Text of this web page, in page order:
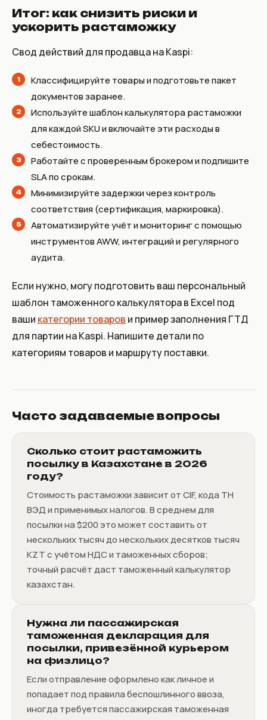
Итог: как снизить риски и
ускорить растаможку
Свод действий для продавца на Kaspi:
Классифицируйте товары и подготовьте пакет
документов заранее.
Используйте шаблон калькулятора растаможки
для каждой SKU и включайте эти расходы в
себестоимость.
Работайте с проверенным брокером и подпишите
SLA по срокам.
Минимизируйте задержки через контроль
соответствия (сертификация, маркировка).
Автоматизируйте учёт и мониторинг с помощью
инструментов AWW, интеграций и регулярного
аудита.
Если нужно, могу подготовить ваш персональный
шаблон таможенного калькулятора в Excel под
ваши категории товаров и пример заполнения ГТД
для партии на Kaspi. Напишите детали по
категориям товаров и маршруту поставки.
Часто задаваемые вопросы
Сколько стоит растаможить
посылку в Казахстане в 2026
году?
Стоимость растаможки зависит от CIF, кода ТН
ВЭД и применимых налогов. В среднем для
посылки на $200 это может составить от
нескольких тысяч до нескольких десятков тысяч
KZT с учётом НДС и таможенных сборов;
точный расчёт даст таможенный калькулятор
казахстан.
Нужна ли пассажирская
таможенная декларация для
посылки, привезённой курьером
на физлицо?
Если отправление оформлено как личное и
попадает под правила беспошлинного ввоза,
иногда требуется пассажирская таможенная